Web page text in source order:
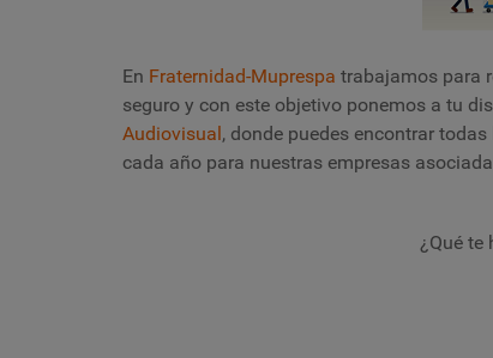
En Fraternidad-Muprespa trabajamos para
seguro y con este objetivo ponemos a tu
Audiovisual, donde puedes encontrar
cada año para nuestras empresas
¿Qué te